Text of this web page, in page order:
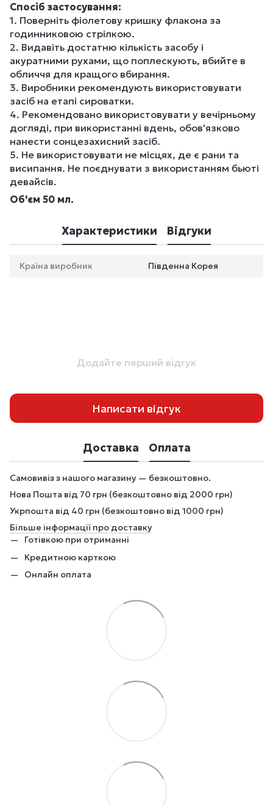
Спосіб застосування:
1. Поверніть фіолетову кришку флакона за
годинниковою стрілкою.
2. Видавіть достатню кількість засобу і
акуратними рухами, що поплескують, вбийте в
обличчя для кращого вбирання.
3. Виробники рекомендують використовувати
засіб на етапі сироватки.
4. Рекомендовано використовувати у вечірньому
догляді, при використанні вдень, обов'язково
нанести сонцезахисний засіб.
5. Не використовувати не місцях, де є рани та
висипання. Не поєднувати з використанням бьюті
девайсів.
Об'єм 50 мл.
Характеристики Відгуки
Країна виробник Південна Корея
Додайте перший відгук
Написати відгук
Доставка Оплата
Самовивіз з нашого магазину — безкоштовно.
Нова Пошта від 70 грн (безкоштовно від 2000 грн)
Укрпошта від 40 грн (безкоштовно від 1000 грн)
Більше інформації про доставку
Готівкою при отриманні
Кредитною карткою
Онлайн оплата